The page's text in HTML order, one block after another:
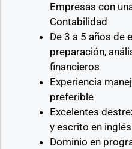
Empresas con
Contabilidad
De 3 a 5 años de
preparación,
financieros
Experiencia
preferible
Excelentes
y escrito en inglés
Dominio en